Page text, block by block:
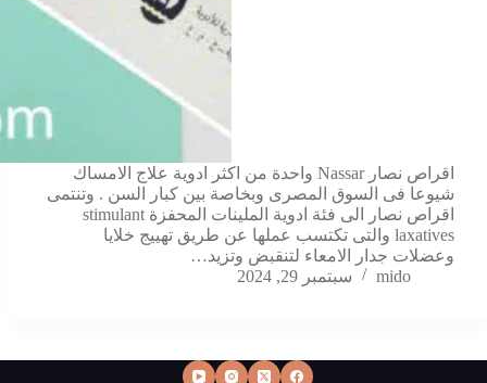
اقراص نصار Nassar واحدة من اكثر ادوية علاج الامساك
شيوعا فى السوق المصرى وبخاصة بين كبار السن . وتنتمى
اقراص نصار الى فئة ادوية الملينات المحفزة stimulant
laxatives والتى تكتسب عملها عن طريق تهييج خلايا
وعضلات جدار الامعاء لتنقبض وتزيد…
mido
سبتمبر 29, 2024